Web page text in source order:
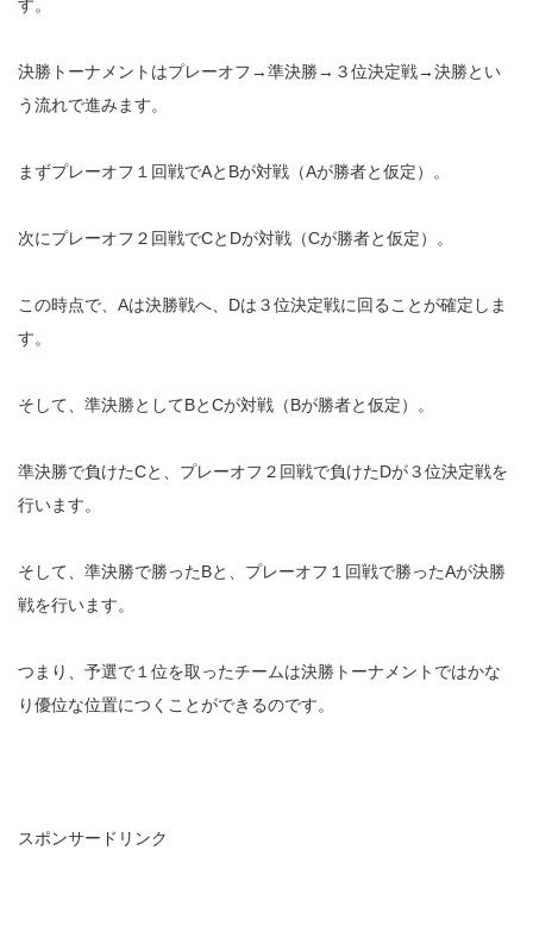
す。
決勝トーナメントはプレーオフ→準決勝→３位決定戦→決勝とい
う流れで進みます。
まずプレーオフ１回戦でAとBが対戦（Aが勝者と仮定）。
次にプレーオフ２回戦でCとDが対戦（Cが勝者と仮定）。
この時点で、Aは決勝戦へ、Dは３位決定戦に回ることが確定しま
す。
そして、準決勝としてBとCが対戦（Bが勝者と仮定）。
準決勝で負けたCと、プレーオフ２回戦で負けたDが３位決定戦を
行います。
そして、準決勝で勝ったBと、プレーオフ１回戦で勝ったAが決勝
戦を行います。
つまり、予選で１位を取ったチームは決勝トーナメントではかな
り優位な位置につくことができるのです。
スポンサードリンク